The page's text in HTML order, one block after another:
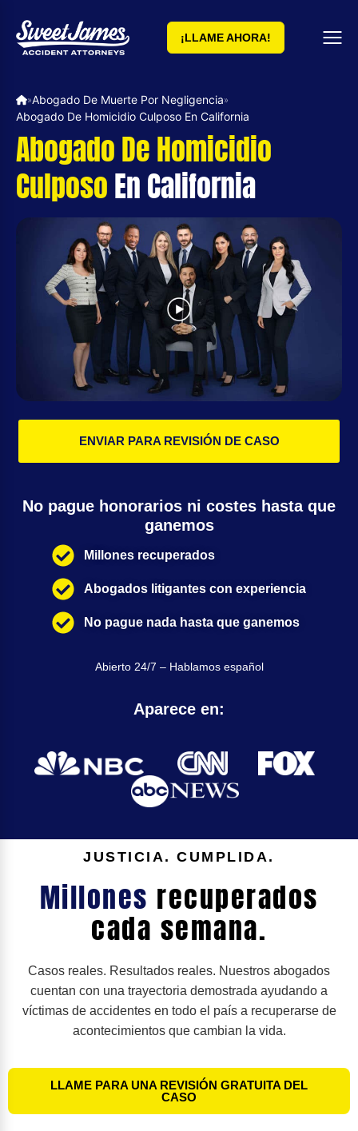
¡LLAME AHORA!
»Abogado De Muerte Por Negligencia»
Abogado De Homicidio Culposo En California
Abogado De Homicidio
CulposoEn California
ENVIAR PARA REVISIÓN DE CASO
No pague honorarios ni costes hasta que
ganemos
Millones recuperados
Abogados litigantes con experiencia
No pague nada hasta que ganemos
Abierto 24/7 – Hablamos español
Aparece en:
JUSTICIA. CUMPLIDA.
Millones recuperados
cada semana.
Casos reales. Resultados reales. Nuestros abogados
cuentan con una trayectoria demostrada ayudando a
víctimas de accidentes en todo el país a recuperarse de
acontecimientos que cambian la vida.
LLAME PARA UNA REVISIÓN GRATUITA DEL
CASO